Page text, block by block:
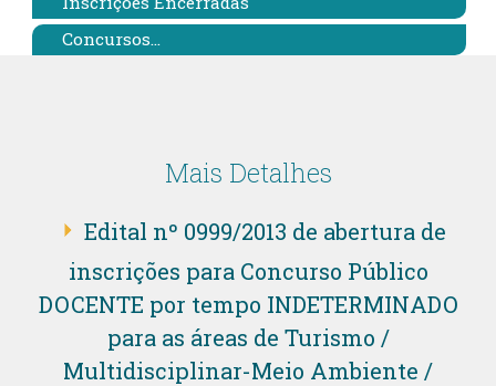
Concursos...
Mais Detalhes
Edital nº 0999/2013 de abertura de
inscrições para Concurso Público
DOCENTE por tempo INDETERMINADO
para as áreas de Turismo /
Multidisciplinar-Meio Ambiente /